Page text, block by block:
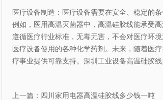
医疗设备制造：医疗设备需要在安全、稳定的
例如，医用高温灭菌器中，高温硅胶线能承受
遵循医疗行业标准，无毒无害，不会对医疗环
医疗设备使用的各种化学药剂。未来，随着医
疗事业提供可靠支持。深圳工业设备高温硅胶
上一篇：四川家用电器高温硅胶线多少钱一吨